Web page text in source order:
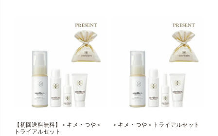
【初回送料無料】＜キメ・つや＞
トライアルセット
＜キメ・つや＞トライアルセット